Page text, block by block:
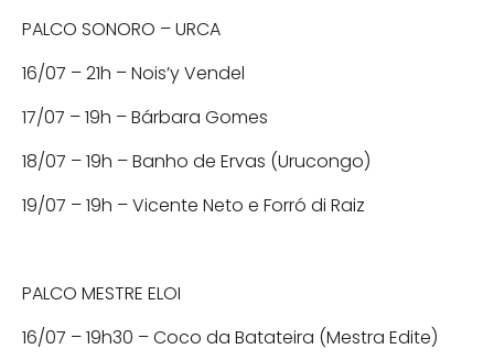
PALCO SONORO – URCA
16/07 – 21h – Nois’y Vendel
17/07 – 19h – Bárbara Gomes
18/07 – 19h – Banho de Ervas (Urucongo)
19/07 – 19h – Vicente Neto e Forró di Raiz
PALCO MESTRE ELOI
16/07 – 19h30 – Coco da Batateira (Mestra Edite)